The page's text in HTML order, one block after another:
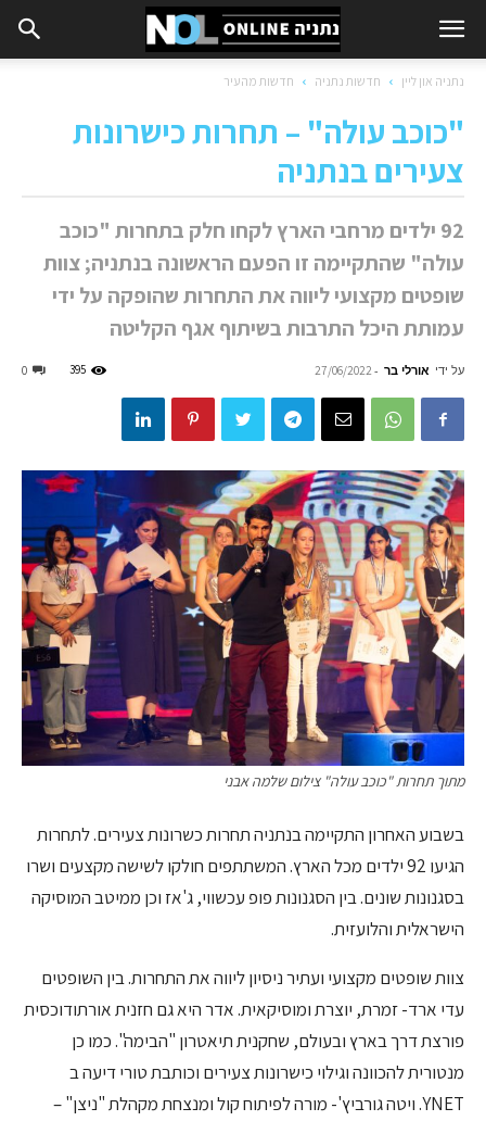
נתניה און ליין חדשות נתניה חדשות מהעיר
"כוכב עולה" – תחרות כישרונות
צעירים בנתניה
92 ילדים מרחבי הארץ לקחו חלק בתחרות "כוכב
עולה" שהתקיימה זו הפעם הראשונה בנתניה; צוות
שופטים מקצועי ליווה את התחרות שהופקה על ידי
עמותת היכל התרבות בשיתוף אגף הקליטה
על ידי אורלי בר -
27/06/2022
0 395
מתוך תחרות "כוכב עולה" צילום שלמה אבני
בשבוע האחרון התקיימה בנתניה תחרות כשרונות צעירים. לתחרות
הגיעו 92 ילדים מכל הארץ. המשתתפים חולקו לשישה מקצעים ושרו
בסגנונות שונים. בין הסגנונות פופ עכשווי, ג'אז וכן ממיטב המוסיקה
הישראלית והלועזית.
צוות שופטים מקצועי ועתיר ניסיון ליווה את התחרות. בין השופטים
עדי ארד- זמרת, יוצרת ומוסיקאית. אדר היא גם חזנית אורתודוכסית
פורצת דרך בארץ ובעולם, שחקנית תיאטרון "הבימה". כמו כן
מנטורית להכוונה וגילוי כישרונות צעירים וכותבת טורי דיעה ב
YNET. ויטה גורביץ'- מורה לפיתוח קול ומנצחת מקהלת "ניצן" –